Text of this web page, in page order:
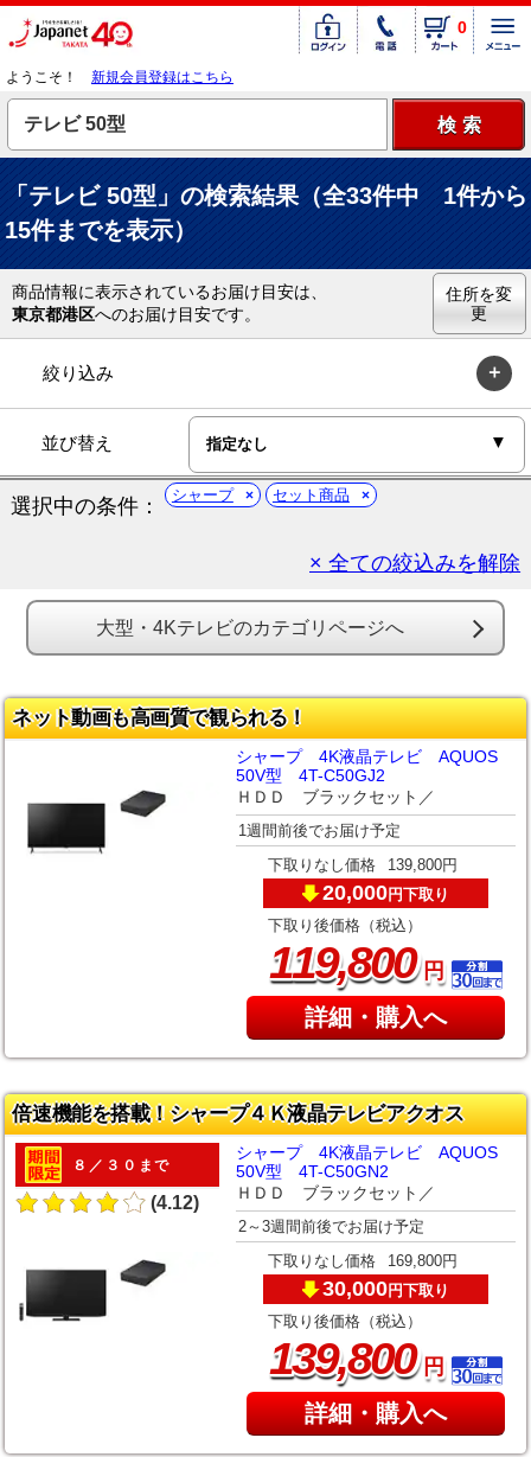
0
ようこそ！ 新規会員登録はこちら
「テレビ 50型」の検索結果（全33件中 1件から
15件までを表示）
商品情報に表示されているお届け目安は、
東京都港区へのお届け目安です。
住所を変
更
絞り込み
並び替え
選択中の条件： シャープ セット商品
× 全ての絞込みを解除
大型・4Kテレビのカテゴリページへ
ネット動画も高画質で観られる！
シャープ 4K液晶テレビ AQUOS
50V型 4T-C50GJ2
ＨＤＤ ブラックセット／
1週間前後でお届け予定
下取りなし価格 139,800円
20,000円下取り
下取り後価格（税込）
119,800円
詳細・購入へ
倍速機能を搭載！シャープ４Ｋ液晶テレビアクオス
８／３０まで
(4.12)
シャープ 4K液晶テレビ AQUOS
50V型 4T-C50GN2
ＨＤＤ ブラックセット／
2～3週間前後でお届け予定
下取りなし価格 169,800円
30,000円下取り
下取り後価格（税込）
139,800円
詳細・購入へ